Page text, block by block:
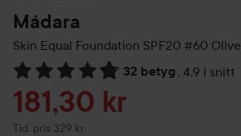
Mádara
Skin Equal Foundation SPF20 #60 Olive
32 betyg , 4.9 i snitt
Hoppa till Betyg & kommentarer
Reapris
181,30 kr
Tid. pris 329 kr
Tidigare pris 329 kr